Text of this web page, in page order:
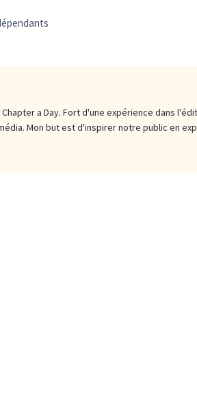
a Day. Fort d'une expérience dans
Mon but est d'inspirer notre public en